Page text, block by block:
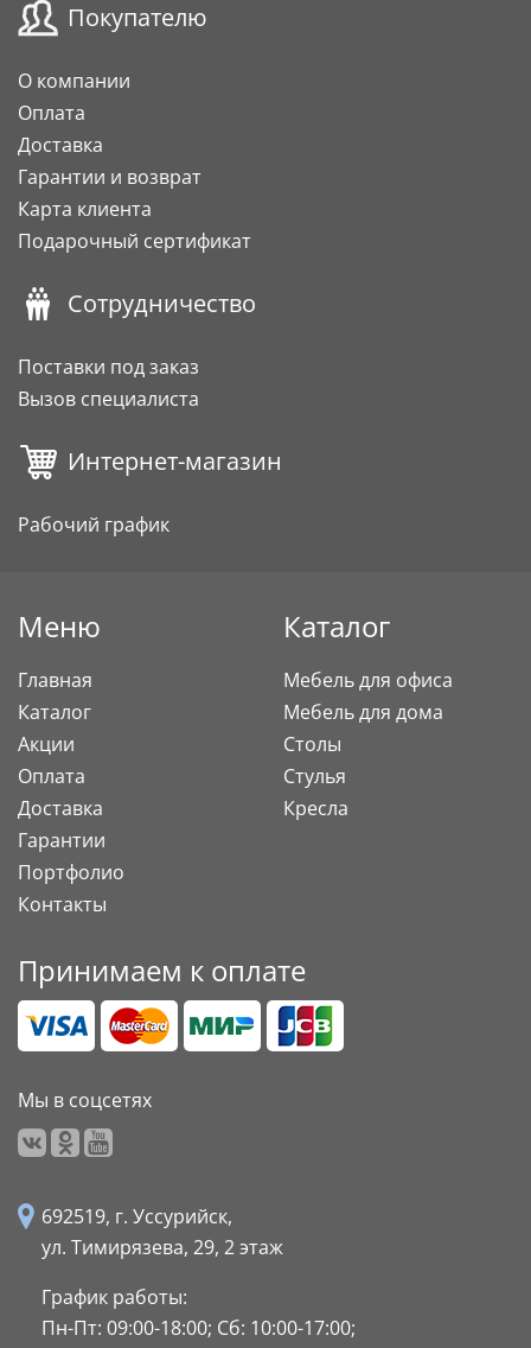
Покупателю
О компании
Оплата
Доставка
Гарантии и возврат
Карта клиента
Подарочный сертификат
Сотрудничество
Поставки под заказ
Вызов специалиста
Интернет-магазин
Рабочий график
Меню
Главная
Каталог
Акции
Оплата
Доставка
Гарантии
Портфолио
Контакты
Каталог
Мебель для офиса
Мебель для дома
Столы
Стулья
Кресла
Принимаем к оплате
Мы в соцсетях
692519, г. Уссурийск,
ул. Тимирязева, 29, 2 этаж
График работы:
Пн-Пт: 09:00-18:00; Сб: 10:00-17:00;